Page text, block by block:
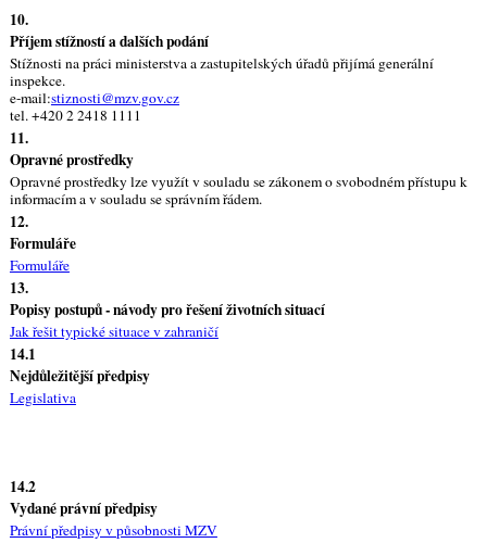
10.
Příjem stížností a dalších podání
Stížnosti na práci ministerstva a zastupitelských úřadů přijímá generální
inspekce.
e-mail:stiznosti@mzv.gov.cz
tel. +420 2 2418 1111
11.
Opravné prostředky
Opravné prostředky lze využít v souladu se zákonem o svobodném přístupu k
informacím a v souladu se správním řádem.
12.
Formuláře
Formuláře
13.
Popisy postupů - návody pro řešení životních situací
Jak řešit typické situace v zahraničí
14.1
Nejdůležitější předpisy
Legislativa
14.2
Vydané právní předpisy
Právní předpisy v působnosti MZV